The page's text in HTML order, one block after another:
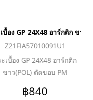
-ครีม (R) (A)
บื้อง GP 24X48 อาร์กติก ขาว
Z21FIA57010091U1
ะเบื้อง GP 24X48 อาร์กติก
ขาว(POL) ตัดขอบ PM
฿840